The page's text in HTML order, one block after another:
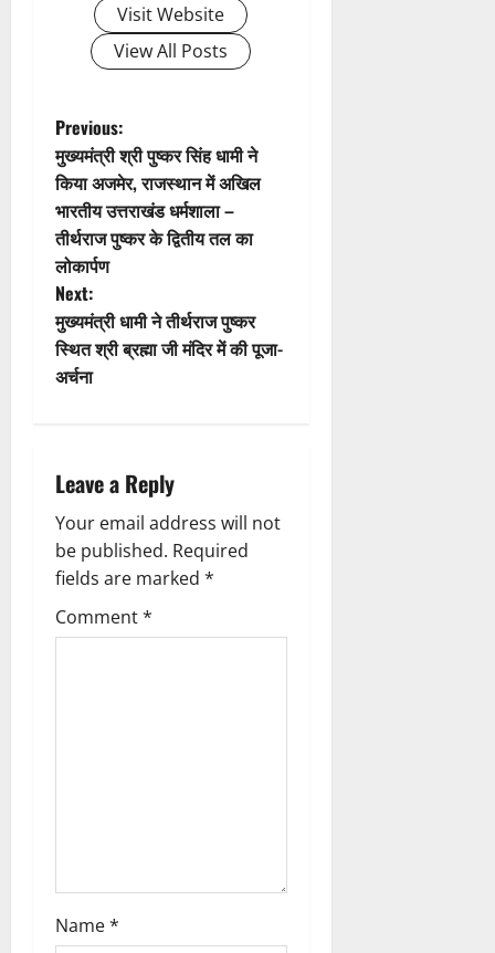
t
i
o
n
Visit Website
View All Posts
P
o
s
t
n
a
g
a
t
i
Previous:
मुख्यमंत्री श्री पुष्कर सिंह धामी ने
किया अजमेर, राजस्थान में अखिल
भारतीय उत्तराखंड धर्मशाला –
तीर्थराज पुष्कर के द्वितीय तल का
लोकार्पण
Next:
मुख्यमंत्री धामी ने तीर्थराज पुष्कर
स्थित श्री ब्रह्मा जी मंदिर में की पूजा-
अर्चना
Leave a Reply
Your email address will not
be published. Required
fields are marked *
Comment*
Name*